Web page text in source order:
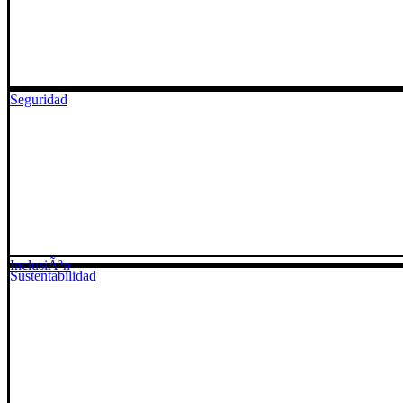
Seguridad
Sustentabilidad
InclusiÃ³n